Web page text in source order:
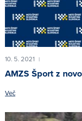
10. 5. 2021 |
AMZS Šport z
Več